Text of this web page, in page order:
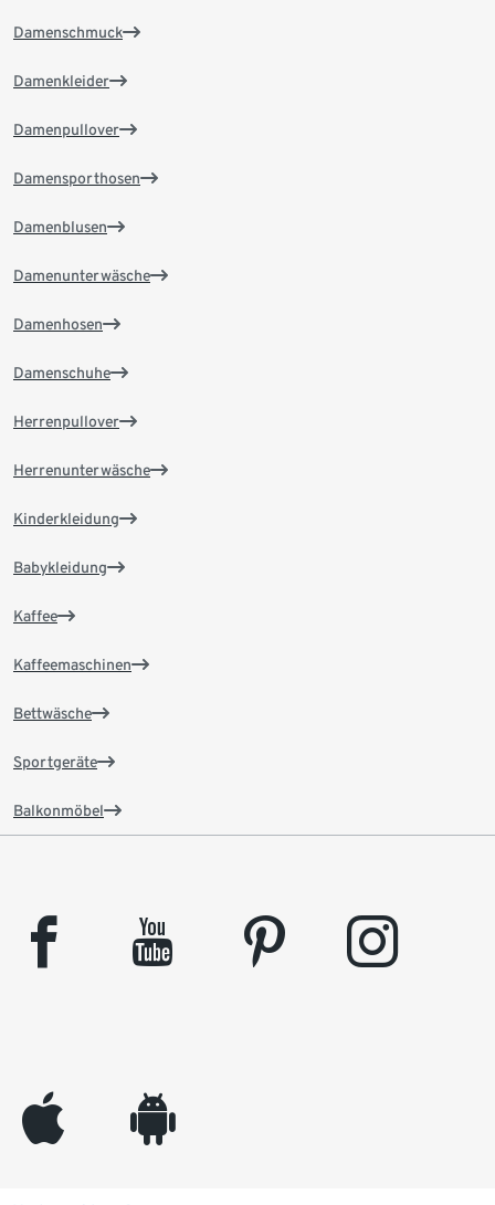
Damenschmuck
Damenkleider
Damenpullover
Damensporthosen
Damenblusen
Damenunterwäsche
Damenhosen
Damenschuhe
Herrenpullover
Herrenunterwäsche
Kinderkleidung
Babykleidung
Kaffee
Kaffeemaschinen
Bettwäsche
Sportgeräte
Balkonmöbel
facebook youtube pinterest instagram
appleinc android